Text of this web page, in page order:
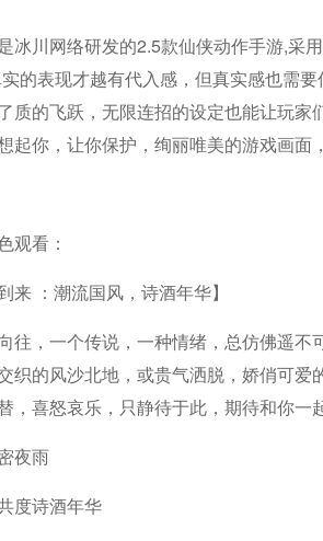
冰川网络研发的2.5款仙侠动作手游,
实的表现才越有代入感，但真实感也需
质的飞跃，无限连招的设定也能让玩
起你，让你保护，绚丽唯美的游戏画面
观看：
来 ：潮流国风，诗酒年华】
往，一个传说，一种情绪，总仿佛遥
织的风沙北地，或贵气洒脱，娇俏可
，喜怒哀乐，只静待于此，期待和你一
夜雨
度诗酒年华